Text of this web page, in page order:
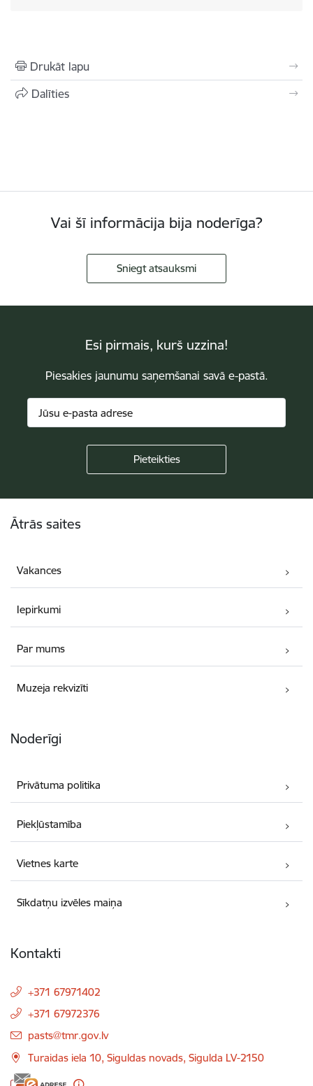
Drukāt lapu
Dalīties
Vai šī informācija bija noderīga?
Sniegt atsauksmi
Esi pirmais, kurš uzzina!
Piesakies jaunumu saņemšanai savā e-pastā.
Ātrās saites
Vakances
Iepirkumi
Par mums
Muzeja rekvizīti
Noderīgi
Privātuma politika
Piekļūstamība
Vietnes karte
Sīkdatņu izvēles maiņa
Kontakti
+371 67971402
+371 67972376
E-pasts:
pasts@tmr.gov.lv
Turaidas iela 10, Siguldas novads, Sigulda LV-2150